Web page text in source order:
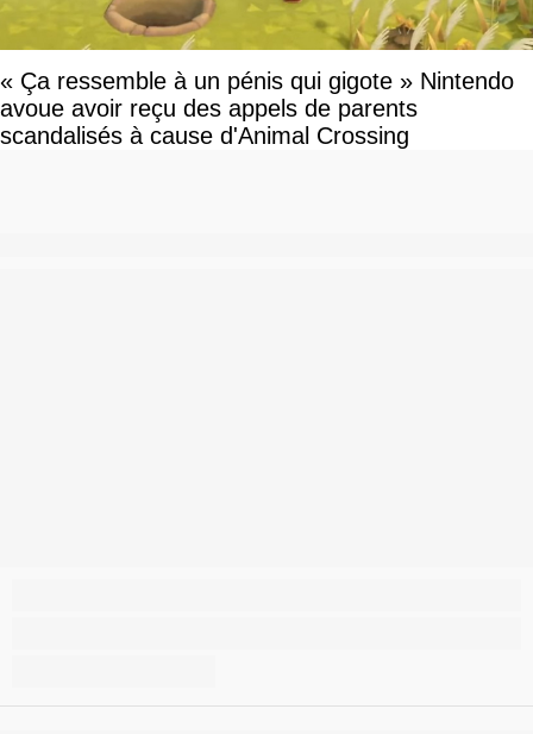
« Ça ressemble à un pénis qui gigote » Nintendo
avoue avoir reçu des appels de parents
scandalisés à cause d'Animal Crossing